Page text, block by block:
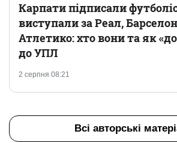
2 серпня 08:21
Карпати підписали
виступали за Реал,
Атлетико: хто вони та як
до УПЛ
Всі авторські